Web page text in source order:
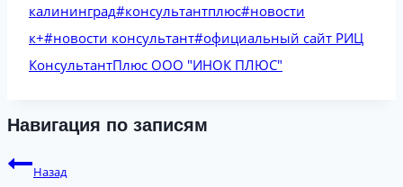
калининград#консультантплюс#новости
к+#новости консультант#официальный сайт РИЦ
КонсультантПлюс ООО "ИНОК ПЛЮС"
Навигация по записям
Назад